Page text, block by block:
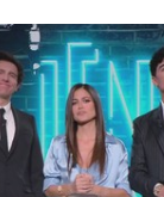
guerra sia
direttamente
impossibile